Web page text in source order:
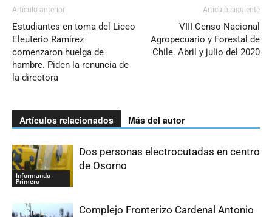
Artículo anterior
Estudiantes en toma del Liceo
Eleuterio Ramírez
comenzaron huelga de
hambre. Piden la renuncia de
la directora
Artículo siguiente
VIII Censo Nacional
Agropecuario y Forestal de
Chile. Abril y julio del 2020
Artículos relacionados Más del autor
Informando
Primero
Dos personas electrocutadas en centro
de Osorno
Complejo Fronterizo Cardenal Antonio